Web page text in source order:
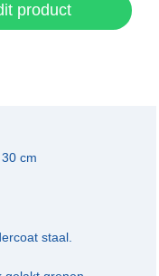
product
cm
staal.